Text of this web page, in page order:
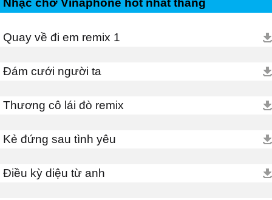
Nhạc chờ Vinaphone hot nhất tháng
Quay về đi em remix 1
Đám cưới người ta
Thương cô lái đò remix
Kẻ đứng sau tình yêu
Điều kỳ diệu từ anh